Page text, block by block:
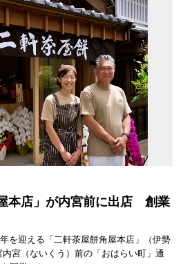
本店」が内宮前に出店 創業
を迎える「二軒茶屋餅角屋本店」（伊勢
宮（ないくう）前の「おはらい町」通